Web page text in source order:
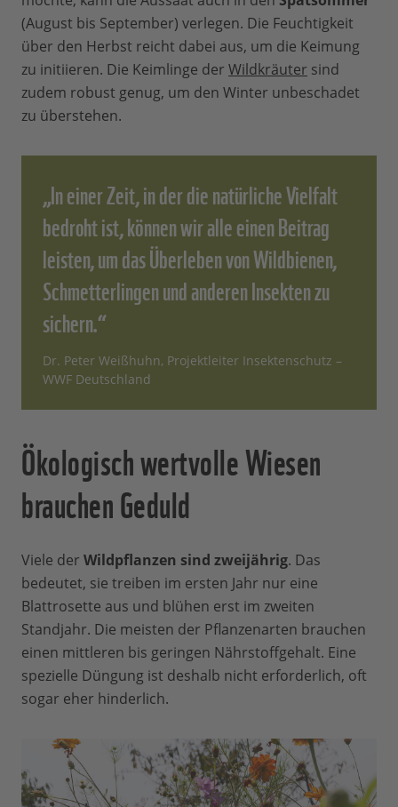
(August bis September) verlegen. Die Feuchtigkeit
über den Herbst reicht dabei aus, um die Keimung
zu initiieren. Die Keimlinge der Wildkräuter sind
zudem robust genug, um den Winter unbeschadet
zu überstehen.
„In einer Zeit, in der die natürliche Vielfalt
bedroht ist, können wir alle einen Beitrag
leisten, um das Überleben von Wildbienen,
Schmetterlingen und anderen Insekten zu
sichern.“
Dr. Peter Weißhuhn, Projektleiter Insektenschutz –
WWF Deutschland
Ökologisch wertvolle Wiesen
brauchen Geduld
Viele der Wildpflanzen sind zweijährig. Das
bedeutet, sie treiben im ersten Jahr nur eine
Blattrosette aus und blühen erst im zweiten
Standjahr. Die meisten der Pflanzenarten brauchen
einen mittleren bis geringen Nährstoffgehalt. Eine
spezielle Düngung ist deshalb nicht erforderlich, oft
sogar eher hinderlich.